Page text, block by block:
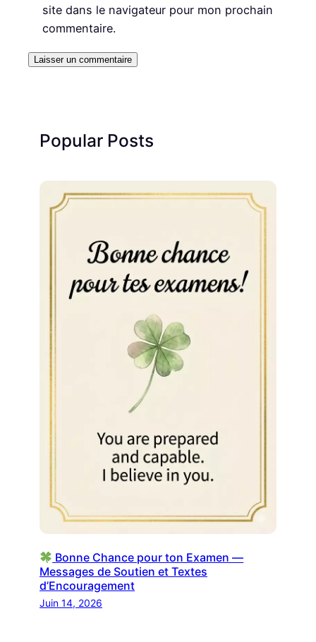
site dans le navigateur pour mon prochain
commentaire.
Popular Posts
Bonne Chance pour ton Examen —
Messages de Soutien et Textes
d’Encouragement
Juin 14, 2026